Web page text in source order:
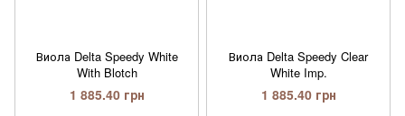
Виола Delta Speedy White
With Blotch
1 885.40 грн
Виола Delta Speedy Clear
White Imp.
1 885.40 грн